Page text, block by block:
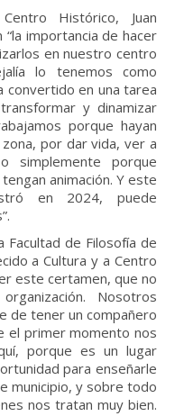
Histórico, Juan
“la importancia de hacer
en nuestro centro
lo tenemos como
convertido en una tarea
y dinamizar
porque hayan
por dar vida, ver a
simplemente porque
animación. Y este
en 2024, puede
de Filosofía de
a Cultura y a Centro
este certamen, que no
Nosotros
de tener un compañero
el primer momento nos
porque es un lugar
para enseñarle
municipio, y sobre todo
nos tratan muy bien.